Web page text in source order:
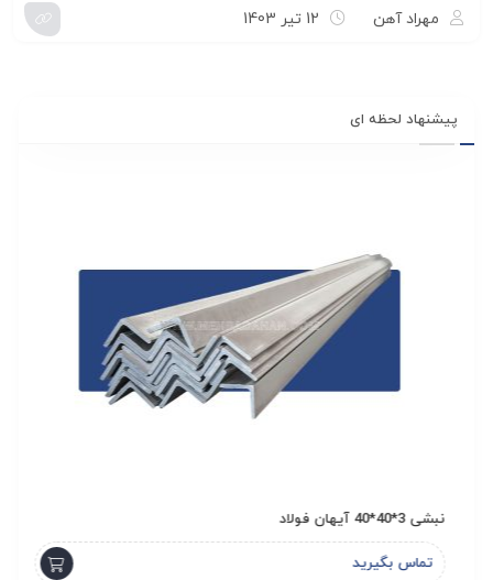
مهراد آهن 12 تیر 1403
پیشنهاد لحظه ای
نبشی 3*40*40 آیهان فولاد
تماس بگیرید